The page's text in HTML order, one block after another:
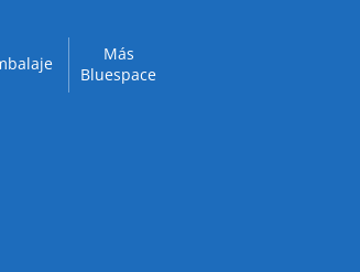
Más
Bluespace